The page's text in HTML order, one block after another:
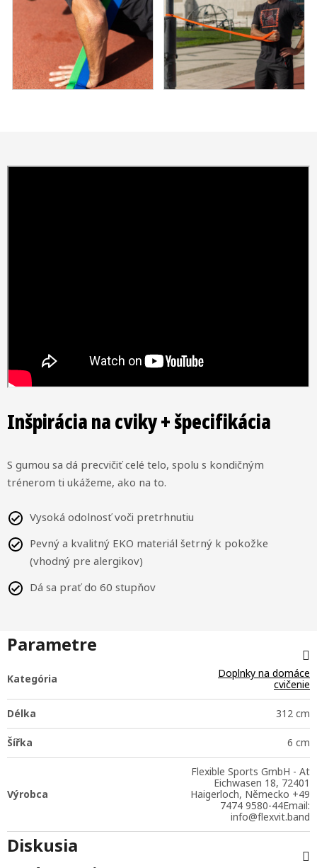
Inšpirácia na cviky + špecifikácia
S gumou sa dá precvičiť celé telo, spolu s kondičným
trénerom ti ukážeme, ako na to.
Vysoká odolnosť voči pretrhnutiu
Pevný a kvalitný EKO materiál šetrný k pokožke
(vhodný pre alergikov)
Dá sa prať do 60 stupňov
Parametre
Kategória
Doplnky na domáce
cvičenie
Délka 312 cm
Šířka 6 cm
Výrobca
Flexible Sports GmbH - At
Eichwasen 18, 72401
Haigerloch, Německo +49
7474 9580-44Email:
info@flexvit.band
Diskusia